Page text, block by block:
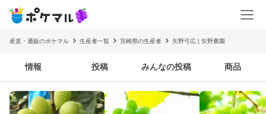
産直・通販のポケマル 生産者一覧 宮崎県の生産者 矢野弓広 | 矢野農園
情報 投稿 みんなの投稿 商品